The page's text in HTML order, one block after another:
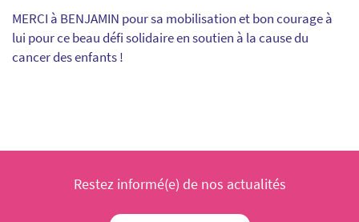
MERCI à BENJAMIN pour sa mobilisation et bon courage à
lui pour ce beau défi solidaire en soutien à la cause du
cancer des enfants !
Restez informé(e) de nos actualités